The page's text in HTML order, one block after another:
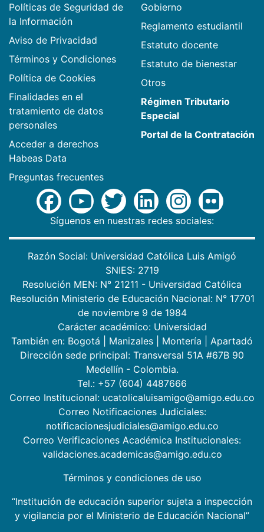
Políticas de Seguridad de
la Información
Aviso de Privacidad
Términos y Condiciones
Política de Cookies
Finalidades en el
tratamiento de datos
personales
Acceder a derechos
Habeas Data
Preguntas frecuentes
Gobierno
Reglamento estudiantil
Estatuto docente
Estatuto de bienestar
Otros
Régimen Tributario
Especial
Portal de la Contratación
Síguenos en nuestras redes sociales:
Razón Social: Universidad Católica Luis Amigó
SNIES: 2719
Resolución MEN: N° 21211 - Universidad Católica
Resolución Ministerio de Educación Nacional: N° 17701
de noviembre 9 de 1984
Carácter académico: Universidad
También en: Bogotá Manizales Montería
Apartadó
Dirección sede principal: Transversal 51A #67B 90
Medellín - Colombia.
Tel.: +57 (604) 4487666
Correo Institucional: ucatolicaluisamigo@amigo.edu.co
Correo Notificaciones Judiciales:
notificacionesjudiciales@amigo.edu.co
Correo Verificaciones Académica Institucionales:
validaciones.academicas@amigo.edu.co
Términos y condiciones de uso
“Institución de educación superior sujeta a inspección
y vigilancia por el Ministerio de Educación Nacional”